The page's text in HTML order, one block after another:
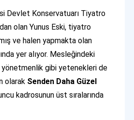
Devlet Konservatuarı Tiyatro
olan Yunus Eski, tiyatro
ve halen yapmakta olan
yer alıyor. Mesleğindeki
yönetmenlik gibi yetenekleri de
olarak Senden Daha Güzel
kadrosunun üst sıralarında